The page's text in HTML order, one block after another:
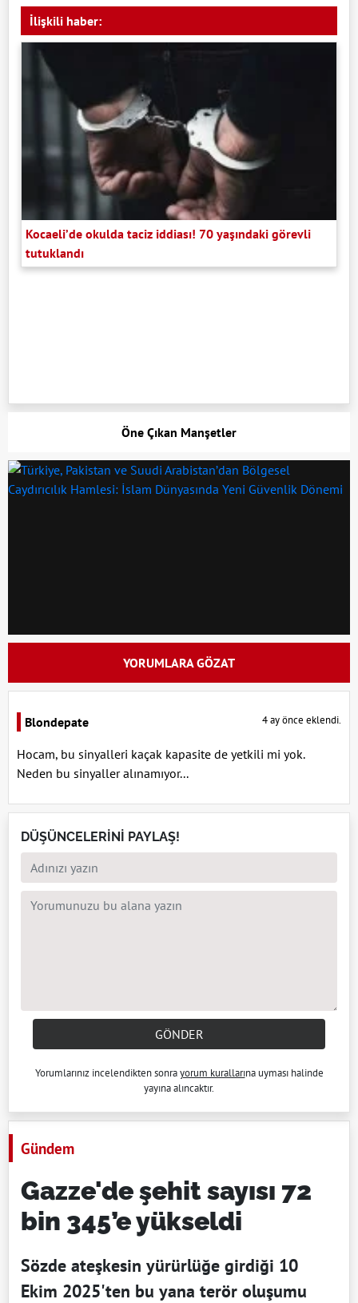
İlişkili haber:
Kocaeli’de okulda taciz iddiası! 70 yaşındaki görevli
tutuklandı
Öne Çıkan Manşetler
YORUMLARA GÖZAT
Blondepate 4 ay önce eklendi.
Hocam, bu sinyalleri kaçak kapasite de yetkili mi yok.
Neden bu sinyaller alınamıyor...
DÜŞÜNCELERİNİ PAYLAŞ!
GÖNDER
Yorumlarınız incelendikten sonrayorum kurallarına uyması halinde
yayına alıncaktır.
Gündem
Gazze'de şehit sayısı 72
bin 345’e yükseldi
Sözde ateşkesin yürürlüğe girdiği 10
Ekim 2025'ten bu yana terör oluşumu